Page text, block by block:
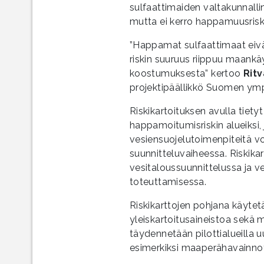
sulfaattimaiden
mutta ei kerro
”Happamat sulfaattimaat
riskin suuruus riippuu
koostumuksesta” kertoo
projektipäällikkö Suomen
Riskikartoituksen avulla
happamoitumisriskin
vesiensuojelutoimenpiteitä
suunnitteluvaiheessa.
vesitaloussuunnittelussa ja
toteuttamisessa.
Riskikarttojen pohjana
yleiskartoitusaineistoa sekä
täydennetään pilottialueilla
esimerkiksi